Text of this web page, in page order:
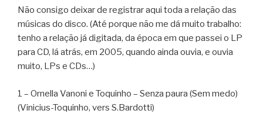
Não consigo deixar de registrar aqui toda a relação das
músicas do disco. (Até porque não me dá muito trabalho:
tenho a relação já digitada, da época em que passei o LP
para CD, lá atrás, em 2005, quando ainda ouvia, e ouvia
muito, LPs e CDs…)
1 – Ornella Vanoni e Toquinho – Senza paura (Sem medo)
(Vinicius-Toquinho, vers S.Bardotti)